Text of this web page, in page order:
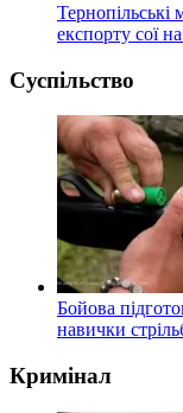
експорту сої
Суспільство
Бойова
навички
Кримінал